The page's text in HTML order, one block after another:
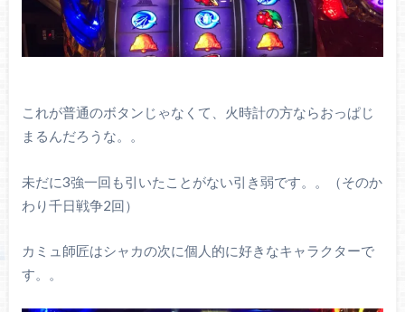
これが普通のボタンじゃなくて、火時計の方ならおっぱじ
まるんだろうな。。
未だに3強一回も引いたことがない引き弱です。。（そのか
わり千日戦争2回）
カミュ師匠はシャカの次に個人的に好きなキャラクターで
す。。